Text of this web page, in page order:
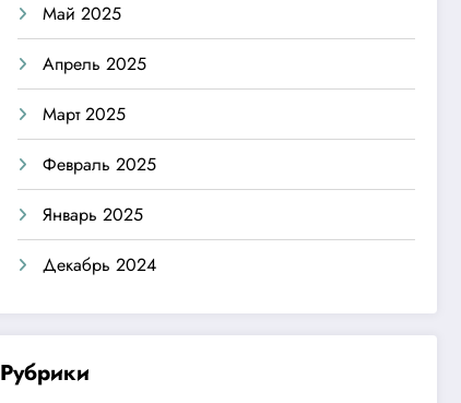
Май 2025
Апрель 2025
Март 2025
Февраль 2025
Январь 2025
Декабрь 2024
Рубрики